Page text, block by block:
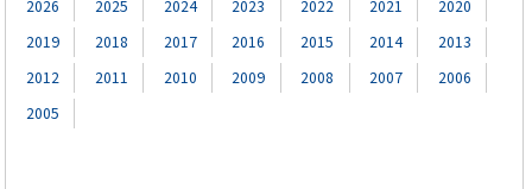
2026 2025 2024 2023 2022 2021
2020
2019
2018 2017 2016 2015 2014
2013
2012
2011 2010 2009 2008 2007
2006
2005